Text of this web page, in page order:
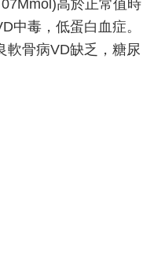
高於正常值時
中毒，低蛋白血症。
軟骨病VD缺乏，糖尿